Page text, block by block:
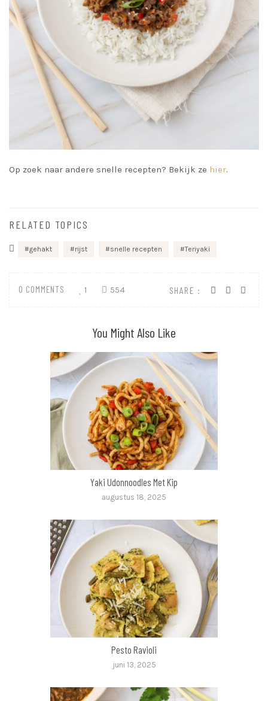
Op zoek naar andere snelle recepten? Bekijk ze hier.
RELATED TOPICS
gehakt rijst snelle recepten Teriyaki
SHARE :
0 COMMENTS 1 554
You Might Also Like
Yaki Udonnoodles Met Kip
augustus 18, 2025
Pesto Ravioli
juni 13, 2025